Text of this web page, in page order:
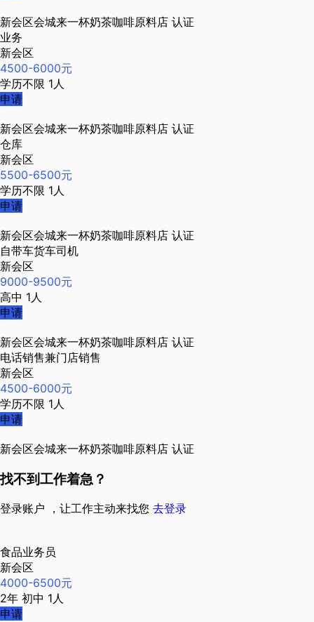
新会区会城来一杯奶茶咖啡原料店 认证
业务
新会区
4500-6000元
学历不限 1人
申请
新会区会城来一杯奶茶咖啡原料店 认证
仓库
新会区
5500-6500元
学历不限 1人
申请
新会区会城来一杯奶茶咖啡原料店 认证
自带车货车司机
新会区
9000-9500元
高中 1人
申请
新会区会城来一杯奶茶咖啡原料店 认证
电话销售兼门店销售
新会区
4500-6000元
学历不限 1人
申请
新会区会城来一杯奶茶咖啡原料店 认证
找不到工作着急？
登录账户 ，让工作主动来找您 去登录
食品业务员
新会区
4000-6500元
2年 初中 1人
申请